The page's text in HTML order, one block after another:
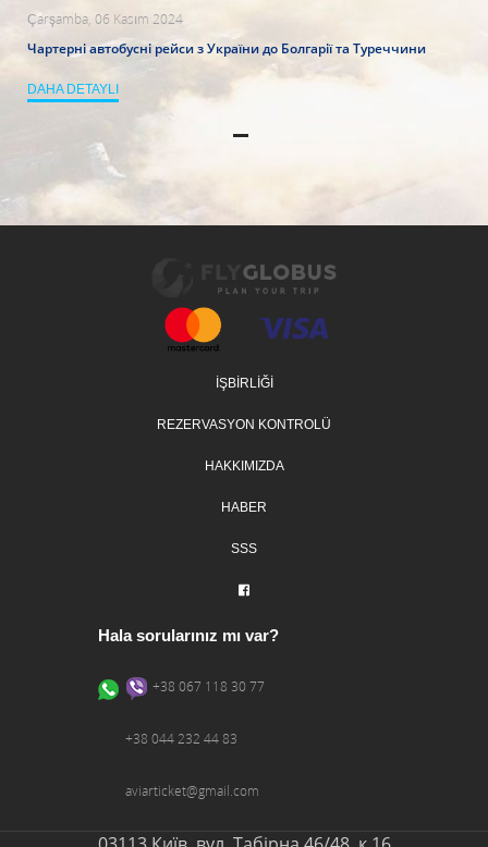
Çarşamba, 06 Kasım 2024
Чартерні автобусні рейси з України до Болгарії та Туреччини
DAHA DETAYLI
1
Hala sorularınız mı var?
+38 067 118 30 77
+38 044 232 44 83
aviarticket@gmail.com
IŞBIRLIĞI
REZERVASYON KONTROLÜ
HAKKIMIZDA
HABER
SSS